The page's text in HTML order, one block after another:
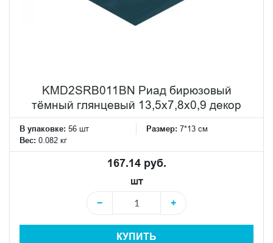
KMD2SRB011BN Риад бирюзовый
тёмный глянцевый 13,5x7,8x0,9 декор
В упаковке: 56 шт Размер: 7*13 см
Вес: 0.082 кг
167.14 руб.
шт
−
+
КУПИТЬ